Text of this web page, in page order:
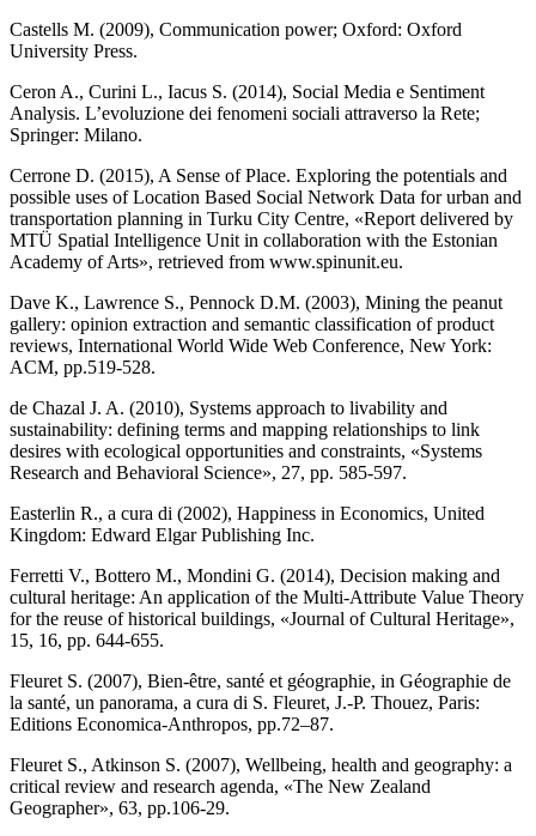
Castells M. (2009), Communication power; Oxford: Oxford
University Press.
Ceron A., Curini L., Iacus S. (2014), Social Media e Sentiment
Analysis. L’evoluzione dei fenomeni sociali attraverso la Rete;
Springer: Milano.
Cerrone D. (2015), A Sense of Place. Exploring the potentials and
possible uses of Location Based Social Network Data for urban and
transportation planning in Turku City Centre, «Report delivered by
MTÜ Spatial Intelligence Unit in collaboration with the Estonian
Academy of Arts», retrieved from www.spinunit.eu.
Dave K., Lawrence S., Pennock D.M. (2003), Mining the peanut
gallery: opinion extraction and semantic classification of product
reviews, International World Wide Web Conference, New York:
ACM, pp.519-528.
de Chazal J. A. (2010), Systems approach to livability and
sustainability: defining terms and mapping relationships to link
desires with ecological opportunities and constraints, «Systems
Research and Behavioral Science», 27, pp. 585-597.
Easterlin R., a cura di (2002), Happiness in Economics, United
Kingdom: Edward Elgar Publishing Inc.
Ferretti V., Bottero M., Mondini G. (2014), Decision making and
cultural heritage: An application of the Multi-Attribute Value Theory
for the reuse of historical buildings, «Journal of Cultural Heritage»,
15, 16, pp. 644-655.
Fleuret S. (2007), Bien-être, santé et géographie, in Géographie de
la santé, un panorama, a cura di S. Fleuret, J.-P. Thouez, Paris:
Editions Economica-Anthropos, pp.72–87.
Fleuret S., Atkinson S. (2007), Wellbeing, health and geography: a
critical review and research agenda, «The New Zealand
Geographer», 63, pp.106-29.